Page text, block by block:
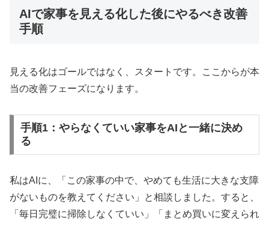
AIで家事を見える化した後にやるべき改善
手順
見える化はゴールではなく、スタートです。ここからが本
当の改善フェーズになります。
手順1：やらなくていい家事をAIと一緒に決め
る
私はAIに、「この家事の中で、やめても生活に大きな支障
がないものを教えてください」と相談しました。すると、
「毎日完璧に掃除しなくていい」「まとめ買いに変えられ